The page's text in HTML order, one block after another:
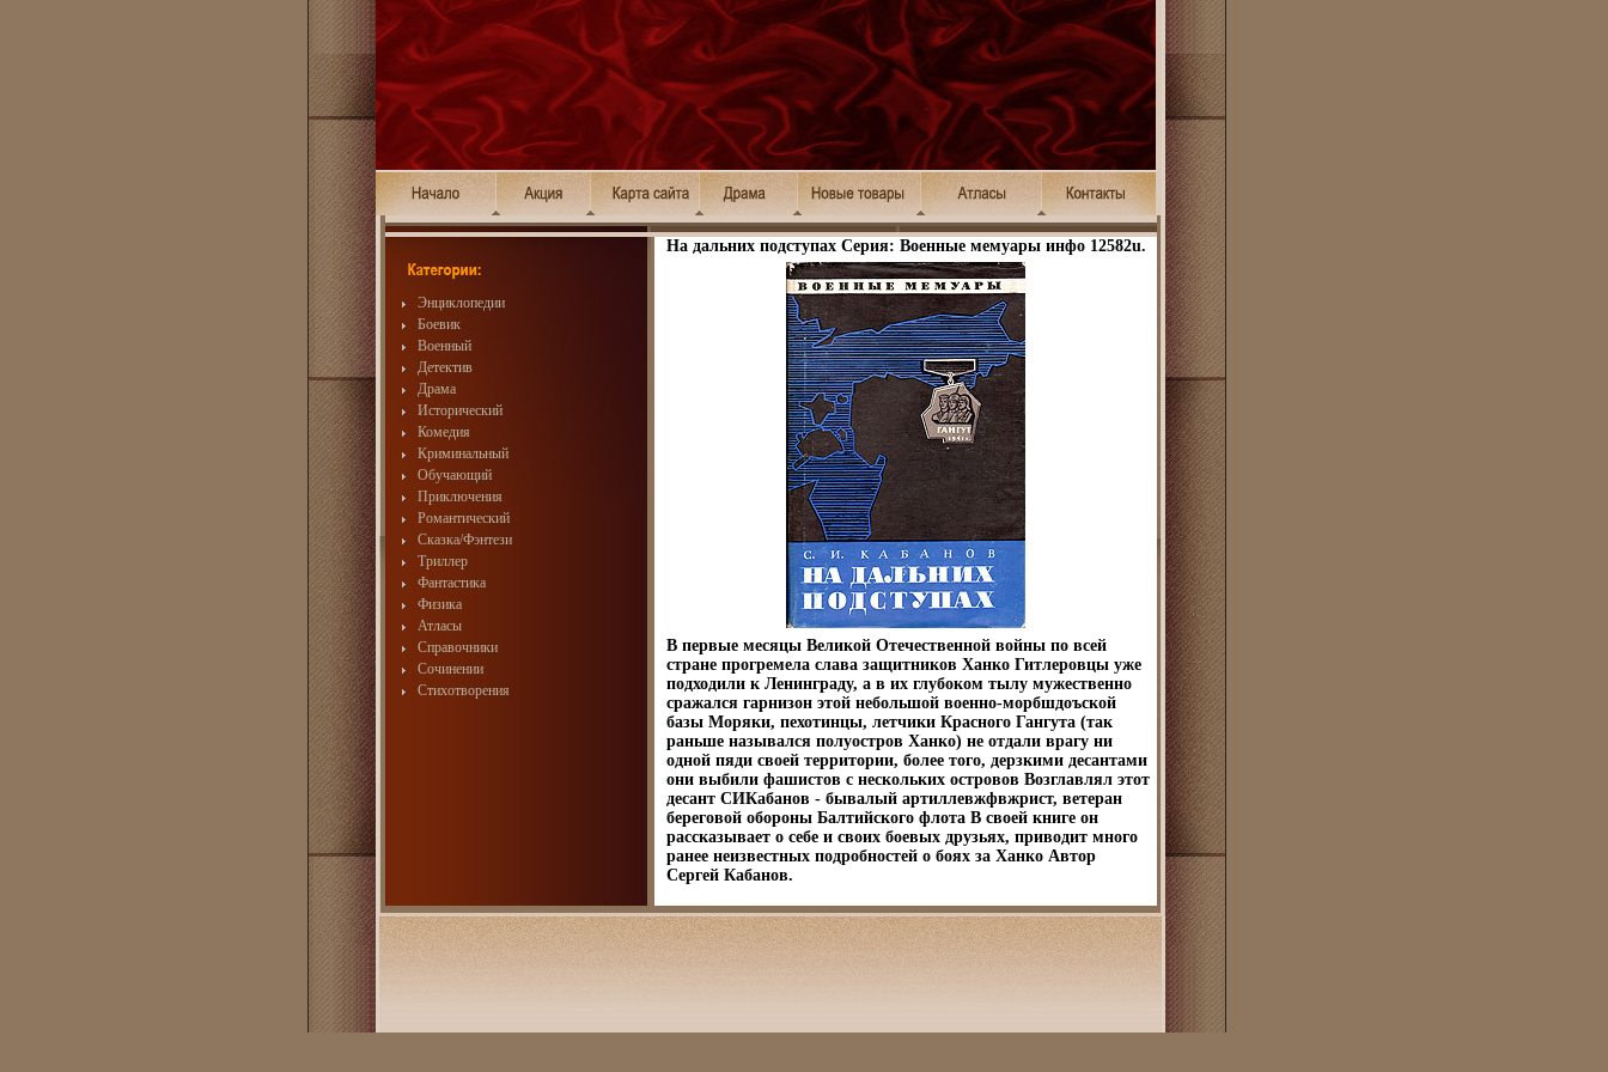
Энциклопедии
Боевик
Военный
Детектив
Драма
Исторический
Комедия
Криминальный
Обучающий
Приключения
Романтический
Сказка/Фэнтези
Триллер
Фантастика
Физика
Атласы
Справочники
Сочинении
Стихотворения
На дальних подступах Серия: Военные мемуары инфо 12582u.
В первые месяцы Великой Отечественной войны по всей
стране прогремела слава защитников Ханко Гитлеровцы уже
подходили к Ленинграду, а в их глубоком тылу мужественно
сражался гарнизон этой небольшой военно-морбшдоъской
базы Моряки, пехотинцы, летчики Красного Гангута (так
раньше назывался полуостров Ханко) не отдали врагу ни
одной пяди своей территории, более того, дерзкими десантами
они выбили фашистов с нескольких островов Возглавлял этот
десант СИКабанов - бывалый артиллевжфвжрист, ветеран
береговой обороны Балтийского флота В своей книге он
рассказывает о себе и своих боевых друзьях, приводит много
ранее неизвестных подробностей о боях за Ханко Автор
Сергей Кабанов.